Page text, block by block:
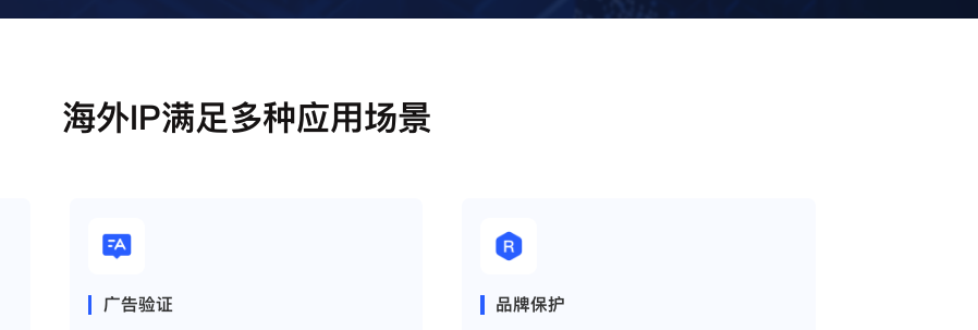
海外IP满足多种应用场景
广告验证 品牌保护